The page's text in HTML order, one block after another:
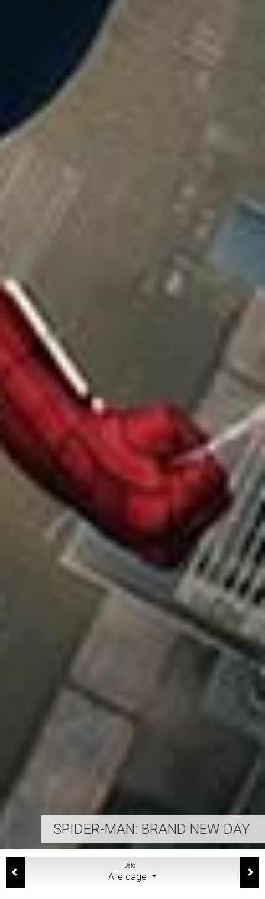
SPIDER-MAN: BRAND NEW DAY
Dato
Alle dage